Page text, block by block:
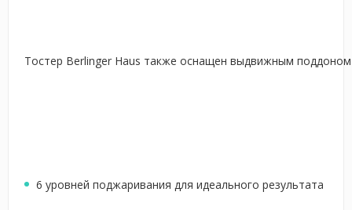
Тостер Berlinger Haus также оснащен выдвижным поддоном
6 уровней поджаривания для идеального результата